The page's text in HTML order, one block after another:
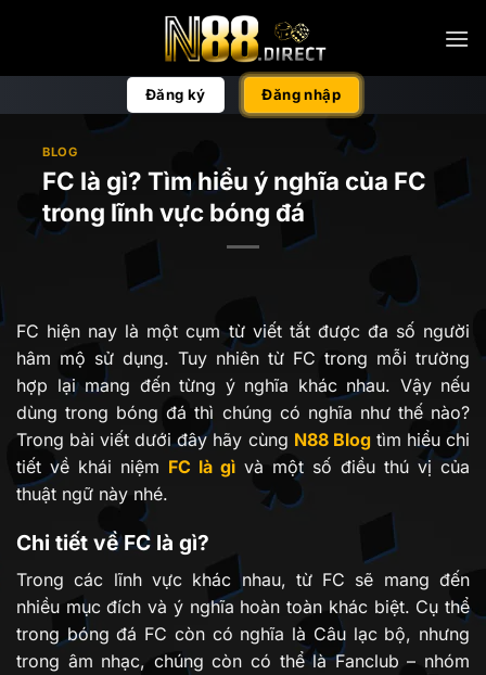
Đăng ký Đăng nhập
BLOG
FC là gì? Tìm hiểu ý nghĩa của FC
trong lĩnh vực bóng đá
FC hiện nay là một cụm từ viết tắt được đa số người
hâm mộ sử dụng. Tuy nhiên từ FC trong mỗi trường
hợp lại mang đến từng ý nghĩa khác nhau. Vậy nếu
dùng trong bóng đá thì chúng có nghĩa như thế nào?
Trong bài viết dưới đây hãy cùng N88 Blogtìm hiểu chi
tiết về khái niệm FC là gì và một số điều thú vị của
thuật ngữ này nhé.
Chi tiết về FC là gì?
Trong các lĩnh vực khác nhau, từ FC sẽ mang đến
nhiều mục đích và ý nghĩa hoàn toàn khác biệt. Cụ thể
trong bóng đá FC còn có nghĩa là Câu lạc bộ, nhưng
trong âm nhạc, chúng còn có thể là Fanclub – nhóm